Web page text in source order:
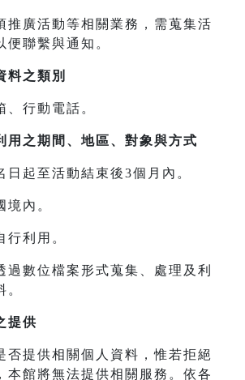
推廣活動等相關業務，需蒐集活
便聯繫與通知。
料之類別
、行動電話。
用之期間、地區、對象與方式
日起至活動結束後3個月內。
境內。
行利用。
過數位檔案形式蒐集、處理及利
提供
否提供相關個人資料，惟若拒絕
本館將無法提供相關服務。依各